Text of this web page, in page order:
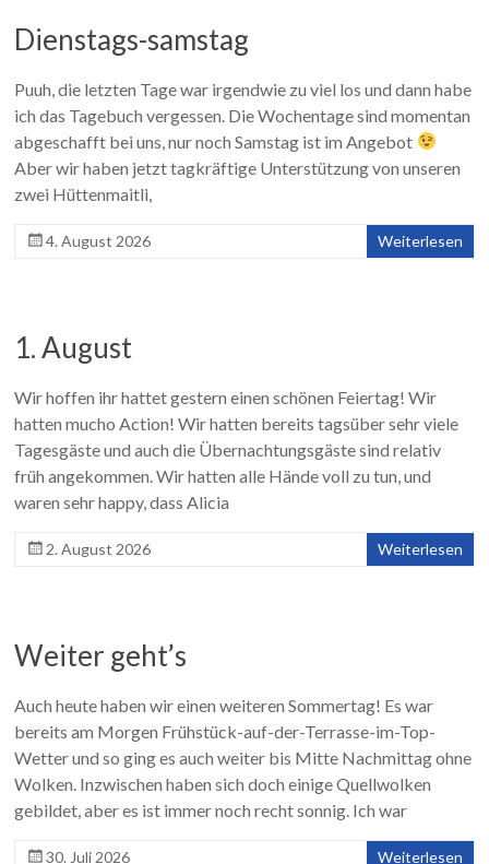
Dienstags-samstag
Puuh, die letzten Tage war irgendwie zu viel los und dann habe
ich das Tagebuch vergessen. Die Wochentage sind momentan
abgeschafft bei uns, nur noch Samstag ist im Angebot
Aber wir haben jetzt tagkräftige Unterstützung von unseren
zwei Hüttenmaitli,
4. August 2026 Weiterlesen
1. August
Wir hoffen ihr hattet gestern einen schönen Feiertag! Wir
hatten mucho Action! Wir hatten bereits tagsüber sehr viele
Tagesgäste und auch die Übernachtungsgäste sind relativ
früh angekommen. Wir hatten alle Hände voll zu tun, und
waren sehr happy, dass Alicia
2. August 2026 Weiterlesen
Weiter geht’s
Auch heute haben wir einen weiteren Sommertag! Es war
bereits am Morgen Frühstück-auf-der-Terrasse-im-Top-
Wetter und so ging es auch weiter bis Mitte Nachmittag ohne
Wolken. Inzwischen haben sich doch einige Quellwolken
gebildet, aber es ist immer noch recht sonnig. Ich war
30. Juli 2026 Weiterlesen